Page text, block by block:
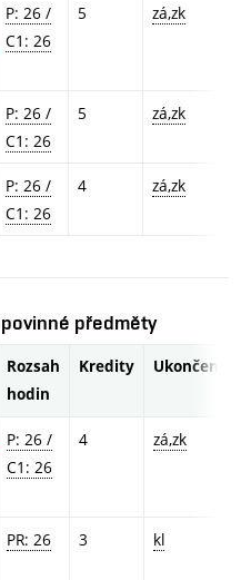
P: 26 /
C1: 26
5 zá,zk
P: 26 /
C1: 26
5 zá,zk
P: 26 /
C1: 26
4 zá,zk
předměty
Rozsah
hodin
Kredity Ukončení
P: 26 /
C1: 26
4 zá,zk
PR: 26 3 kl